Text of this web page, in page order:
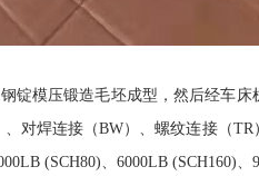
锭模压锻造毛坯成型，然后经车床
对焊连接（BW）、螺纹连接（TR
(SCH80)、6000LB (SCH160)